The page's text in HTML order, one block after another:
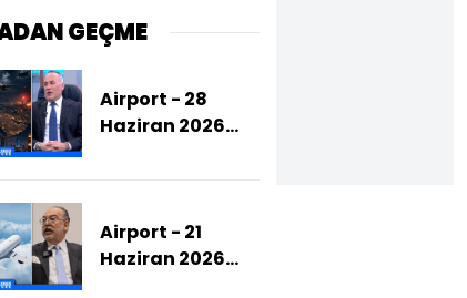
GEÇME
Airport - 28
Haziran 2026
Havacılığı Nasıl
Airport - 21
Haziran 2026